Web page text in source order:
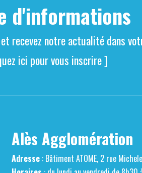
d'informations
recevez notre actualité dans
ici pour vous inscrire ]
Alès Agglomération
Adresse: Bâtiment ATOME, 2 rue